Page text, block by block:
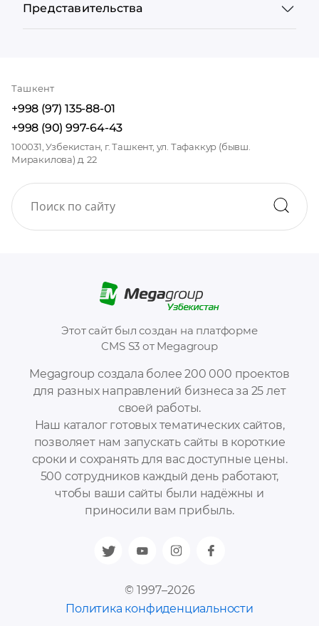
Megagroup создала более 200 000 проектов
для разных направлений бизнеса за 25 лет
своей работы.
Наш каталог готовых тематических сайтов,
позволяет нам запускать сайты в короткие
сроки и сохранять для вас доступные цены.
500 сотрудников каждый день работают,
чтобы ваши сайты были надёжны и
приносили вам прибыль.
© 1997–2026
Политика конфиденциальности
Этот сайт был создан на платформе
CMS S3 от Megagroup
Представительства
Ташкент
+998 (97) 135-88-01
+998 (90) 997-64-43
100031, Узбекистан, г. Ташкент, ул. Тафаккур (бывш.
Миракилова) д. 22